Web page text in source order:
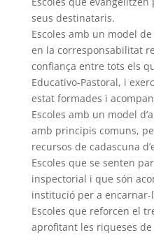
seus destinataris.
Escoles amb un model
en la corresponsabilitat
confiança entre tots els
Educativo-Pastoral, i
estat formades i
Escoles amb un model
amb principis comuns,
recursos de cadascuna
Escoles que se senten
inspectorial i que són
institució per a
Escoles que reforcen el
aprofitant les riqueses